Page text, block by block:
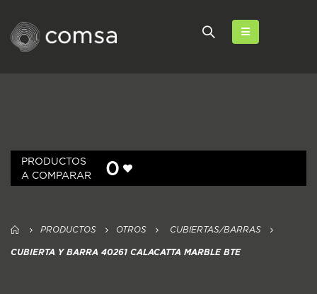
PRODUCTOS
A COMPARAR
0
PRODUCTOS OTROS CUBIERTAS/BARRAS
CUBIERTA Y BARRA 40261 CALACATTA MARBLE BTE